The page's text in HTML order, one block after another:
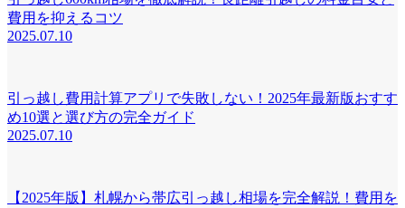
費用を抑えるコツ
2025.07.10
引っ越し費用計算アプリで失敗しない！2025年最新版おすす
め10選と選び方の完全ガイド
2025.07.10
【2025年版】札幌から帯広引っ越し相場を完全解説！費用を